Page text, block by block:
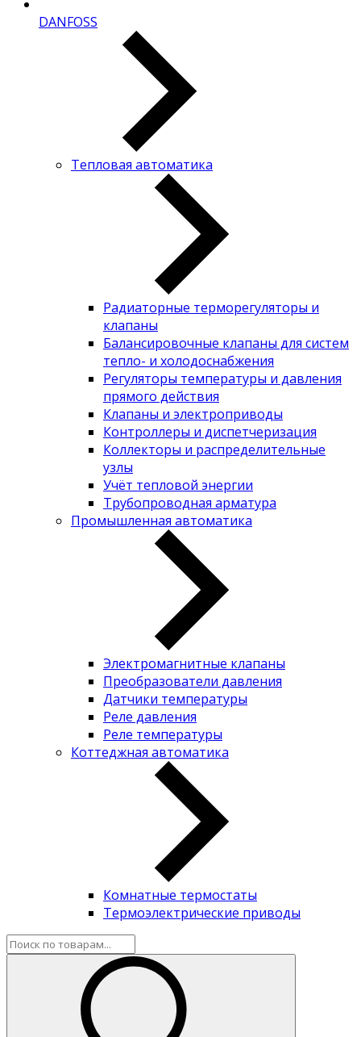
DANFOSS
Тепловая автоматика
Радиаторные терморегуляторы и
клапаны
Балансировочные клапаны для систем
тепло- и холодоснабжения
Регуляторы температуры и давления
прямого действия
Клапаны и электроприводы
Контроллеры и диспетчеризация
Коллекторы и распределительные
узлы
Учёт тепловой энергии
Трубопроводная арматура
Промышленная автоматика
Электромагнитные клапаны
Преобразователи давления
Датчики температуры
Реле давления
Реле температуры
Коттеджная автоматика
Комнатные термостаты
Термоэлектрические приводы